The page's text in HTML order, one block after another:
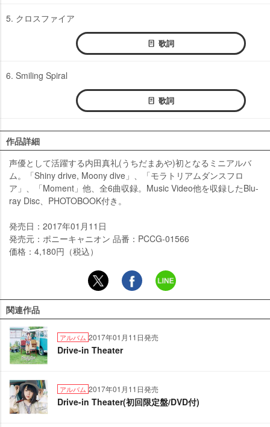
5. クロスファイア
歌詞
6. Smiling Spiral
歌詞
作品詳細
声優として活躍する内田真礼(うちだまあや)初となるミニアルバ
ム。「Shiny drive, Moony dive」、「モラトリアムダンスフロ
ア」、「Moment」他、全6曲収録。Music Video他を収録したBlu-
ray Disc、PHOTOBOOK付き。
発売日：2017年01月11日
発売元：ポニーキャニオン 品番：PCCG-01566
価格：4,180円（税込）
関連作品
アルバム 2017年01月11日発売
Drive-in Theater
アルバム 2017年01月11日発売
Drive-in Theater(初回限定盤/DVD付)